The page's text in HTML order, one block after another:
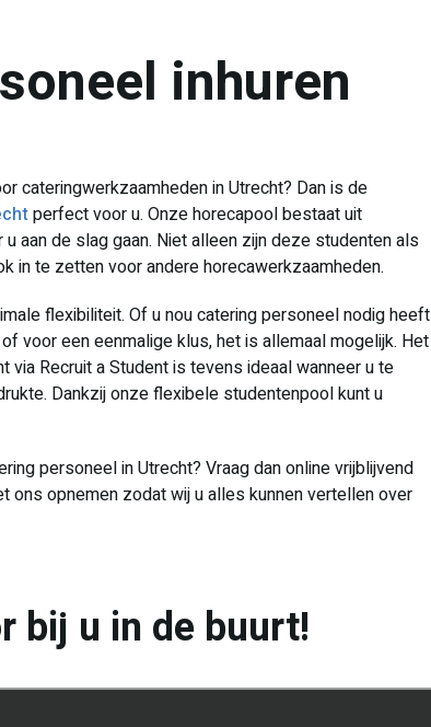
inhuren
cateringwerkzaamheden in Utrecht? Dan is de
perfect voor u. Onze horecapool bestaat uit
aan de slag gaan. Niet alleen zijn deze studenten als
in te zetten voor andere horecawerkzaamheden.
flexibiliteit. Of u nou catering personeel nodig heeft
voor een eenmalige klus, het is allemaal mogelijk. Het
via Recruit a Student is tevens ideaal wanneer u te
Dankzij onze flexibele studentenpool kunt u
personeel in Utrecht? Vraag dan online vrijblijvend
ons opnemen zodat wij u alles kunnen vertellen over
bij u in de buurt!